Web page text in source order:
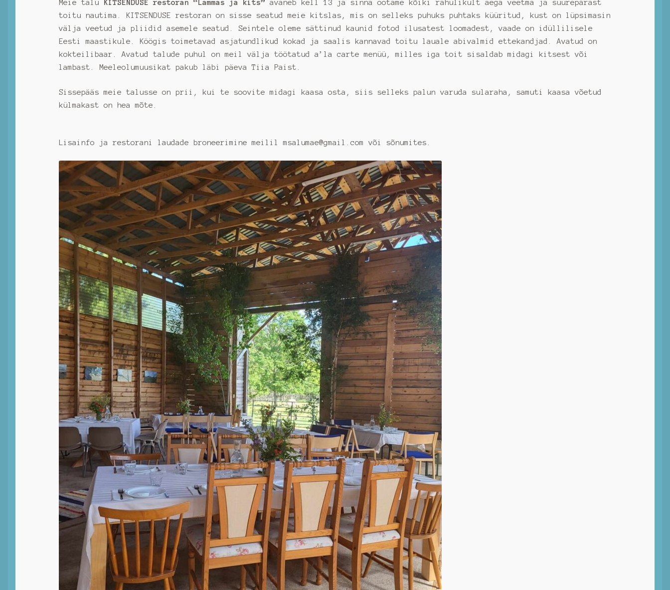
Meie talu KITSENDUSE restoran “Lammas ja kits” avaneb kell 13 ja sinna ootame kõiki rahulikult aega veetma ja suurepärast
toitu nautima. KITSENDUSE restoran on sisse seatud meie kitslas, mis on selleks puhuks puhtaks küüritud, kust on lüpsimasin
välja veetud ja pliidid asemele seatud. Seintele oleme sättinud kaunid fotod ilusatest loomadest, vaade on idüllilisele
Eesti maastikule. Köögis toimetavad asjatundlikud kokad ja saalis kannavad toitu lauale abivalmid ettekandjad. Avatud on
kokteilibaar. Avatud talude puhul on meil välja töötatud a’la carte menüü, milles iga toit sisaldab midagi kitsest või
lambast. Meeleolumuusikat pakub läbi päeva Tiia Paist.
Sissepääs meie talusse on prii, kui te soovite midagi kaasa osta, siis selleks palun varuda sularaha, samuti kaasa võetud
külmakast on hea mõte.
Lisainfo ja restorani laudade broneerimine meilil msalumae@gmail.com või sõnumites.